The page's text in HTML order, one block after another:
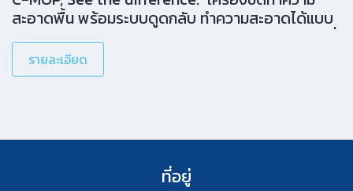
สะอาดพื้น พร้อมระบบดูดกลับ ทำความสะอาดได้แบบ
มืออาชีพ ด้วยตัวคุณเอง ให้คุณทำความสะอาดได้ทุกที่
ทุกเวลา Clean as professional, but more
flexible, safer, and[…]
รายละเอียด
ที่อยู่